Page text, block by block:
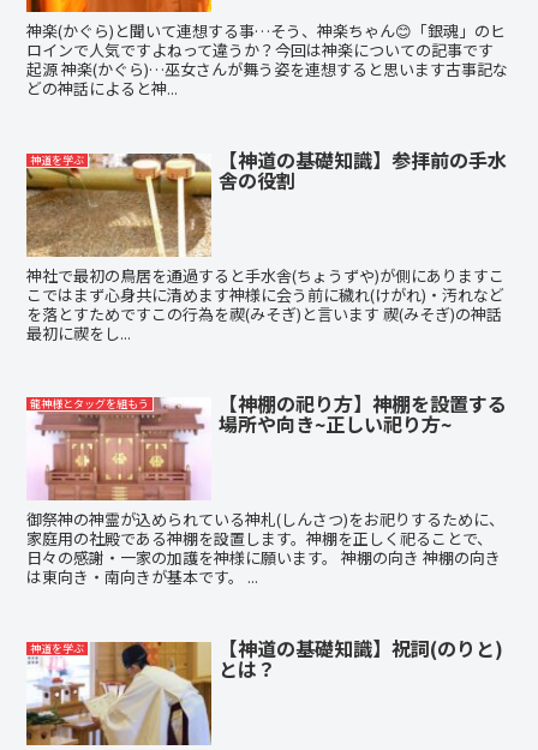
神楽(かぐら)と聞いて連想する事…そう、神楽ちゃん😊「銀魂」のヒ
ロインで人気ですよねって違うか？今回は神楽についての記事です
起源 神楽(かぐら)…巫女さんが舞う姿を連想すると思います古事記な
どの神話によると神...
神道を学ぶ 【神道の基礎知識】参拝前の手水
舎の役割
神社で最初の鳥居を通過すると手水舎(ちょうずや)が側にありますこ
こではまず心身共に清めます神様に会う前に穢れ(けがれ)・汚れなど
を落とすためですこの行為を禊(みそぎ)と言います 禊(みそぎ)の神話
最初に禊をし...
龍神様とタッグを組もう 【神棚の祀り方】神棚を設置する
場所や向き~正しい祀り方~
御祭神の神霊が込められている神札(しんさつ)をお祀りするために、
家庭用の社殿である神棚を設置します。神棚を正しく祀ることで、
日々の感謝・一家の加護を神様に願います。 神棚の向き 神棚の向き
は東向き・南向きが基本です。 ...
神道を学ぶ 【神道の基礎知識】祝詞(のりと)
とは？